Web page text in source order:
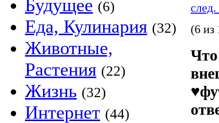
Будущее (6)
Еда, Кулинария (32)
Животные,
Растения (22)
Жизнь (32)
Интернет (44)
(6 из
Что